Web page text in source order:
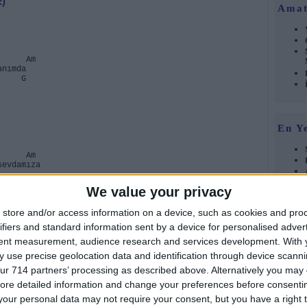
We value your privacy
store and/or access information on a device, such as cookies and
and standard information sent by a device for personalised
measurement, audience research and services development. With
use precise geolocation data and identification through device
714 partners’ processing as described above. Alternatively you
detailed information and change your preferences before
personal data may not require your consent, but you have a right
ben
En